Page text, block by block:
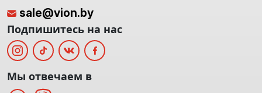
sale@vion.by
Подпишитесь на нас
Мы отвечаем в